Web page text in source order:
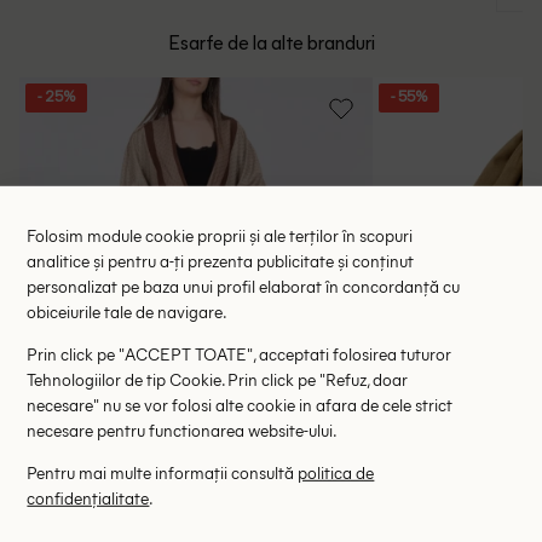
Esarfe de la alte branduri
- 25% - 55%
Folosim module cookie proprii și ale terților în scopuri
analitice și pentru a-ți prezenta publicitate și conținut
personalizat pe baza unui profil elaborat în concordanță cu
obiceiurile tale de navigare.
Prin click pe "ACCEPT TOATE", acceptati folosirea tuturor
Tehnologiilor de tip Cookie. Prin click pe "Refuz, doar
necesare" nu se vor folosi alte cookie in afara de cele strict
necesare pentru functionarea website-ului.
Pentru mai multe informații consultă politica de
confidențialitate.